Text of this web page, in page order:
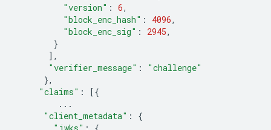
"version" : 6,
"block_enc_hash" : 4096,
"block_enc_sig" : 2945,
}
],
"verifier_message" :
"challenge"
},
"claims" :
[{
...
"client_metadata" :
{